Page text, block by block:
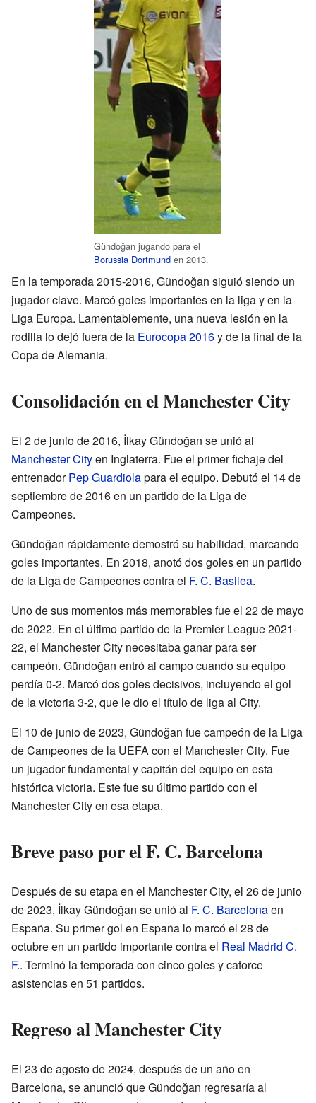
Gündoğan jugando para el
Borussia Dortmund en 2013.
En la temporada 2015-2016, Gündoğan siguió siendo un
jugador clave. Marcó goles importantes en la liga y en la
Liga Europa. Lamentablemente, una nueva lesión en la
rodilla lo dejó fuera de la Eurocopa 2016y de la final de la
Copa de Alemania.
Consolidación en el Manchester City
El 2 de junio de 2016, İlkay Gündoğan se unió al
Manchester Cityen Inglaterra. Fue el primer fichaje del
entrenadorPep Guardiolapara el equipo. Debutó el 14 de
septiembre de 2016 en un partido de la Liga de
Campeones.
Gündoğan rápidamente demostró su habilidad, marcando
goles importantes. En 2018, anotó dos goles en un partido
de la Liga de Campeones contra el F. C. Basilea.
Uno de sus momentos más memorables fue el 22 de mayo
de 2022. En el último partido de la Premier League 2021-
22, el Manchester City necesitaba ganar para ser
campeón. Gündoğan entró al campo cuando su equipo
perdía 0-2. Marcó dos goles decisivos, incluyendo el gol
de la victoria 3-2, que le dio el título de liga al City.
El 10 de junio de 2023, Gündoğan fue campeón de la Liga
de Campeones de la UEFA con el Manchester City. Fue
un jugador fundamental y capitán del equipo en esta
histórica victoria. Este fue su último partido con el
Manchester City en esa etapa.
Breve paso por el F. C. Barcelona
Después de su etapa en el Manchester City, el 26 de junio
de 2023, İlkay Gündoğan se unió al F. C. Barcelonaen
España. Su primer gol en España lo marcó el 28 de
octubre en un partido importante contra el Real Madrid C.
F.. Terminó la temporada con cinco goles y catorce
asistencias en 51 partidos.
Regreso al Manchester City
El 23 de agosto de 2024, después de un año en
Barcelona, se anunció que Gündoğan regresaría al